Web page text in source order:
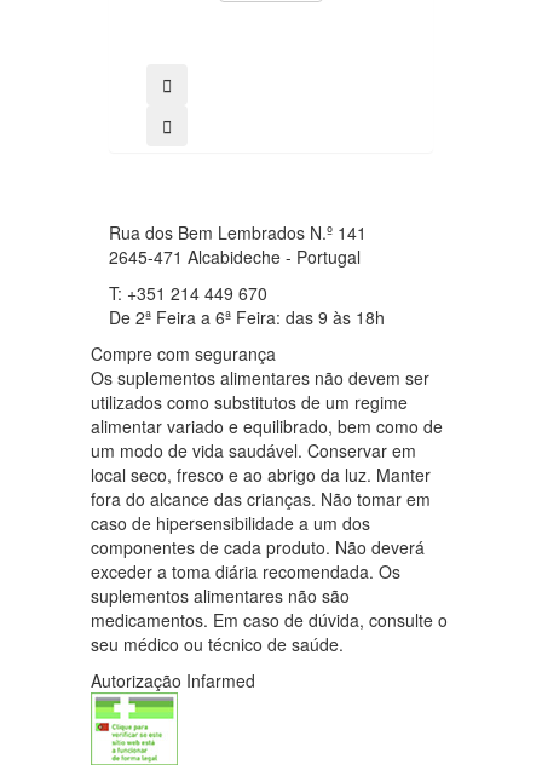
Rua dos Bem Lembrados N.º 141
2645-471 Alcabideche - Portugal
T: +351 214 449 670
De 2ª Feira a 6ª Feira: das 9 às 18h
Compre com segurança
Os suplementos alimentares não devem ser
utilizados como substitutos de um regime
alimentar variado e equilibrado, bem como de
um modo de vida saudável. Conservar em
local seco, fresco e ao abrigo da luz. Manter
fora do alcance das crianças. Não tomar em
caso de hipersensibilidade a um dos
componentes de cada produto. Não deverá
exceder a toma diária recomendada. Os
suplementos alimentares não são
medicamentos. Em caso de dúvida, consulte o
seu médico ou técnico de saúde.
Autorização Infarmed